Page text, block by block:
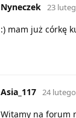
Nyneczek 23
:) mam już córkę
Asia_117 24
Witamy na forum